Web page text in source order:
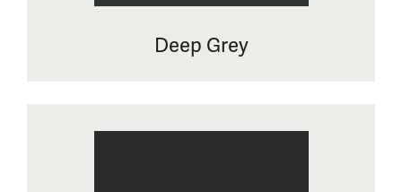
Deep Grey